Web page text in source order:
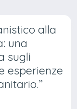
alla
una
sugli
esperienze